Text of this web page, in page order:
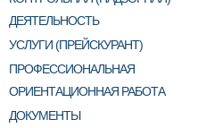
ДЕЯТЕЛЬНОСТЬ
УСЛУГИ (ПРЕЙСКУРАНТ)
ПРОФЕССИОНАЛЬНАЯ
ОРИЕНТАЦИОННАЯ РАБОТА
ДОКУМЕНТЫ